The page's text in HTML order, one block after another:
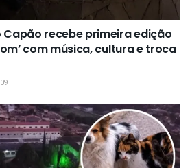
recebe primeira edição
com música, cultura e troca